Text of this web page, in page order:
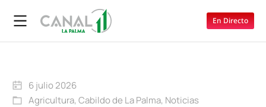
En Directo
6 julio 2026
Agricultura, Cabildo de La Palma, Noticias